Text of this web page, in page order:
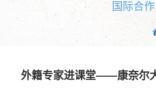
国际合作
外籍专家进课堂——康奈尔